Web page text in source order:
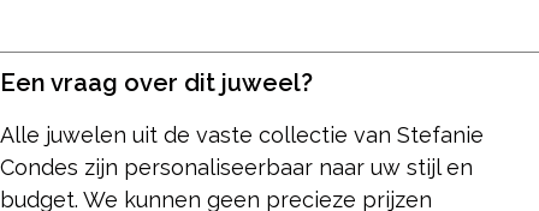
Een vraag over dit juweel?
Alle juwelen uit de vaste collectie van Stefanie
Condes zijn personaliseerbaar naar uw stijl en
budget. We kunnen geen precieze prijzen